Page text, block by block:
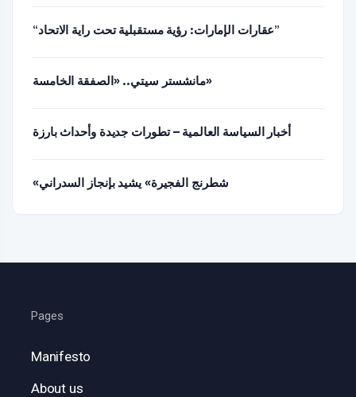
“عقارات الإمارات: رؤية مستقبلية تحت راية الاتحاد”
مانشستر سيتي.. «الصفقة الخامسة»
أخبار السياسة العالمية – تطورات جديدة وأحداث بارزة
«شطرنج الفجيرة» يشيد بإنجاز السدراني
Pages
Manifesto
About us